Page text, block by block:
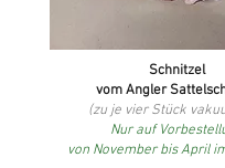
Schnitzel
vom Angler
(zu je vier Stück
Nur auf
von November bis April